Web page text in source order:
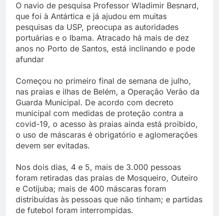
O navio de pesquisa Professor Wladimir Besnard,
que foi à Antártica e já ajudou em muitas
pesquisas da USP, preocupa as autoridades
portuárias e o Ibama. Atracado há mais de dez
anos no Porto de Santos, está inclinando e pode
afundar
Começou no primeiro final de semana de julho,
nas praias e ilhas de Belém, a Operação Verão da
Guarda Municipal. De acordo com decreto
municipal com medidas de proteção contra a
covid-19, o acesso às praias ainda está proibido,
o uso de máscaras é obrigatório e aglomerações
devem ser evitadas.
Nos dois dias, 4 e 5, mais de 3.000 pessoas
foram retiradas das praias de Mosqueiro, Outeiro
e Cotijuba; mais de 400 máscaras foram
distribuídas às pessoas que não tinham; e partidas
de futebol foram interrompidas.